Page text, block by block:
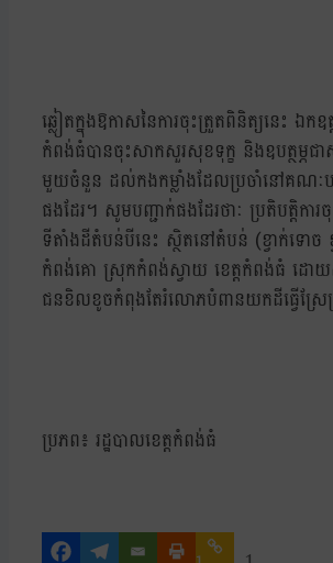
ឆ្លៀតក្នុងឱកាសនៃការចុះត្រួតពិនិត្យនេះ ឯកឧ
កំពង់ធំបានចុះសាកសួរសុខទុក្ខ និងឧបត្ថម្ភជាស
មួយចំនួន ដល់កងកម្លាំងដែលប្រចាំនៅគណៈប
ផងដែរ។ សូមបញ្ជាក់ផងដែរថាៈ ប្រតិបត្តិការ
ទីតាំងដីតំបន់បីនេះ ស្ថិតនៅតំបន់ (ខ្វាក់ទោច
កំពង់គោ ស្រុកកំពង់ស្វាយ ខេត្តកំពង់ធំ ដោយសា
ជនខិលខូចកំពុងតែរំលោភបំពានយកដីធ្វើស្រែ
ប្រភព៖ រដ្ឋបាលខេត្តកំពង់ធំ